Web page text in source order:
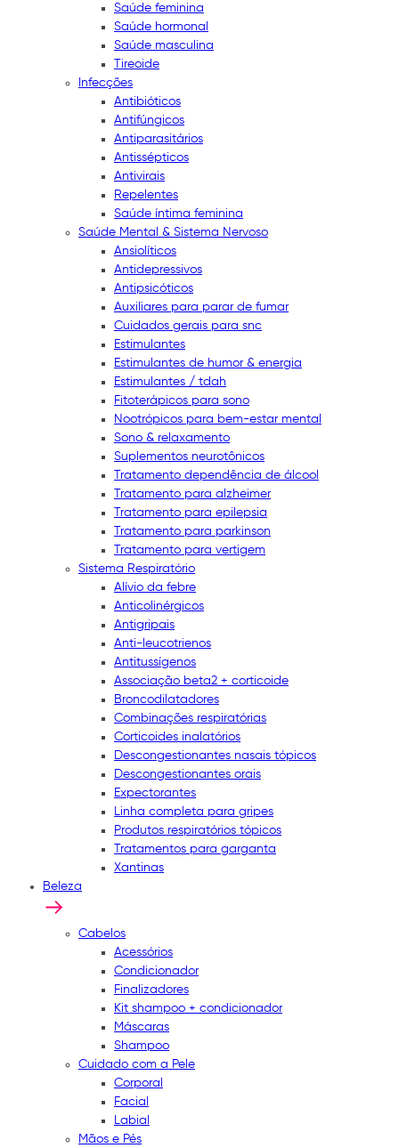
Saúde feminina
Saúde hormonal
Saúde masculina
Tireoide
Infecções
Antibióticos
Antifúngicos
Antiparasitários
Antissépticos
Antivirais
Repelentes
Saúde íntima feminina
Saúde Mental & Sistema Nervoso
Ansiolíticos
Antidepressivos
Antipsicóticos
Auxiliares para parar de fumar
Cuidados gerais para snc
Estimulantes
Estimulantes de humor & energia
Estimulantes / tdah
Fitoterápicos para sono
Nootrópicos para bem-estar mental
Sono & relaxamento
Suplementos neurotônicos
Tratamento dependência de álcool
Tratamento para alzheimer
Tratamento para epilepsia
Tratamento para parkinson
Tratamento para vertigem
Sistema Respiratório
Alívio da febre
Anticolinérgicos
Antigripais
Anti-leucotrienos
Antitussígenos
Associação beta2 + corticoide
Broncodilatadores
Combinações respiratórias
Corticoides inalatórios
Descongestionantes nasais tópicos
Descongestionantes orais
Expectorantes
Linha completa para gripes
Produtos respiratórios tópicos
Tratamentos para garganta
Xantinas
Beleza
Cabelos
Acessórios
Condicionador
Finalizadores
Kit shampoo + condicionador
Máscaras
Shampoo
Cuidado com a Pele
Corporal
Facial
Labial
Mãos e Pés